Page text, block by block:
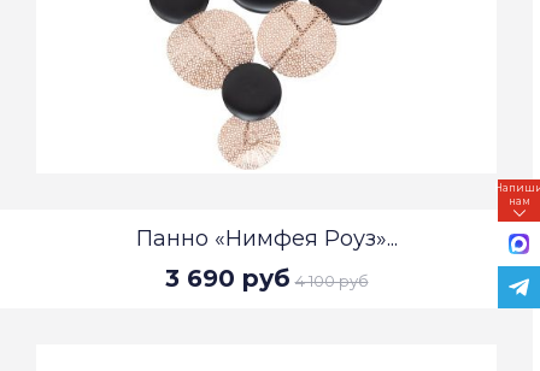
Панно «Нимфея Роуз»...
3 690 руб 4 100 руб
нам